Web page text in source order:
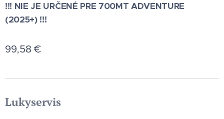
!!! NIE JE URČENÉ PRE 700MT ADVENTURE
(2025+) !!!
99,58 €
Lukyservis